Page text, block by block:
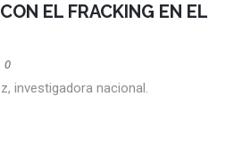
EL FRACKING EN EL
0
investigadora nacional.